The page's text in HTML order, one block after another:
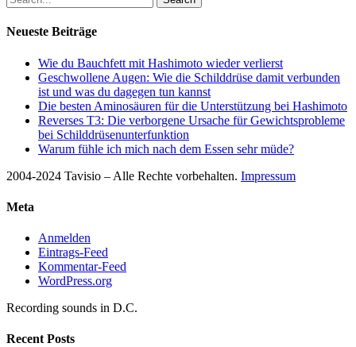
Neueste Beiträge
Wie du Bauchfett mit Hashimoto wieder verlierst
Geschwollene Augen: Wie die Schilddrüse damit verbunden
ist und was du dagegen tun kannst
Die besten Aminosäuren für die Unterstützung bei Hashimoto
Reverses T3: Die verborgene Ursache für Gewichtsprobleme
bei Schilddrüsenunterfunktion
Warum fühle ich mich nach dem Essen sehr müde?
2004-2024 Tavisio – Alle Rechte vorbehalten. Impressum
Meta
Anmelden
Eintrags-Feed
Kommentar-Feed
WordPress.org
Recording sounds in D.C.
Recent Posts